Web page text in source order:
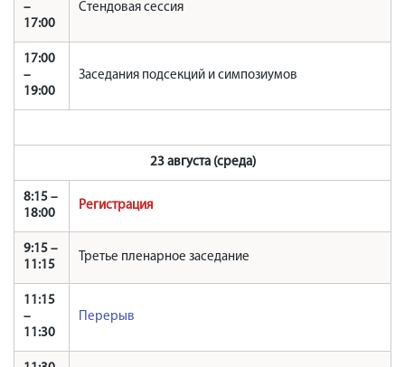
–
17:00
Стендовая сессия
17:00
–
19:00
Заседания подсекций и симпозиумов
23 августа (среда)
8:15 –
18:00
Регистрация
9:15 –
11:15
Третье пленарное заседание
11:15
–
11:30
Перерыв